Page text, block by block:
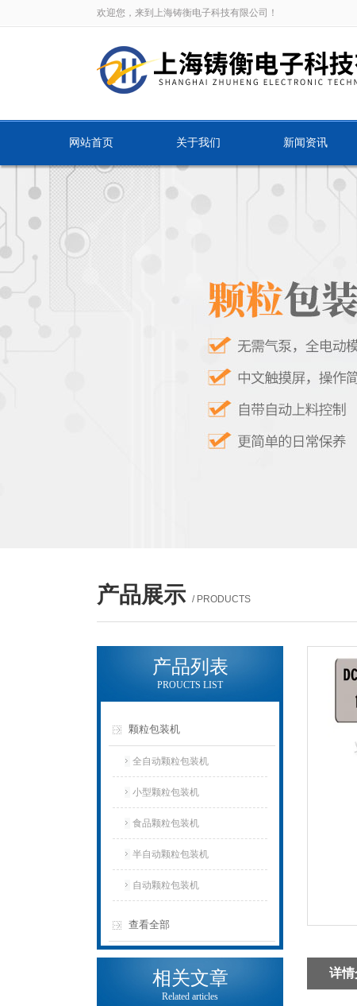
欢迎您，来到上海铸衡电子科技有限公司！
网站首页 关于我们 新闻资讯
产品展示 / PRODUCTS
产品列表
PROUCTS LIST
颗粒包装机
全自动颗粒包装机
小型颗粒包装机
食品颗粒包装机
半自动颗粒包装机
自动颗粒包装机
查看全部
相关文章
Related articles
详